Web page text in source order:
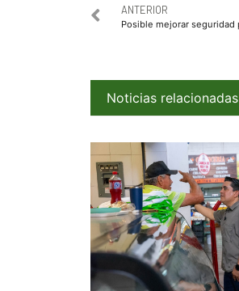
ANTERIOR
Noticias relacionadas